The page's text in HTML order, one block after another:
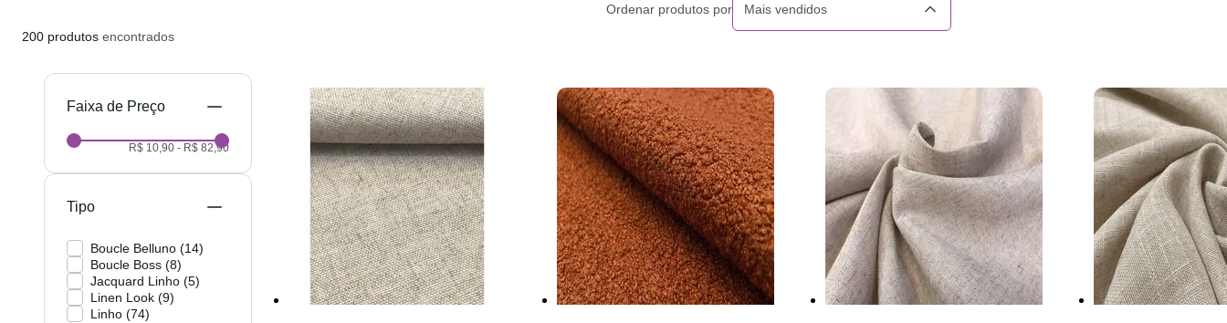
200 produtos encontrados
Ordenar produtos por Mais vendidos
Preço
R$ 10,90 - R$ 82,90
Tipo
Boucle Belluno (14)
Boucle Boss (8)
Jacquard Linho (5)
Linen Look (9)
Linho (74)